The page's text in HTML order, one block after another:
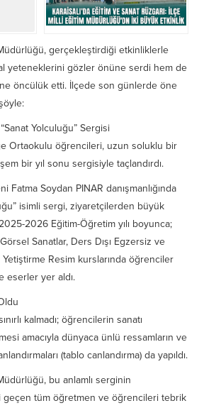
gerçekleştirdiği etkinliklerle
yeteneklerini gözler önüne serdi hem de
öncülük etti. İlçede son günlerde öne
Yolculuğu” Sergisi
Ortaokulu öğrencileri, uzun soluklu bir
bir yıl sonu sergisiyle taçlandırdı.
Fatma Soydan PINAR danışmanlığında
isimli sergi, ziyaretçilerden büyük
2026 Eğitim-Öğretim yılı boyunca;
Sanatlar, Ders Dışı Egzersiz ve
Resim kurslarında öğrenciler
eserler yer aldı.
kalmadı; öğrencilerin sanatı
amacıyla dünyaca ünlü ressamların ve
(tablo canlandırma) da yapıldı.
bu anlamlı serginin
tüm öğretmen ve öğrencileri tebrik